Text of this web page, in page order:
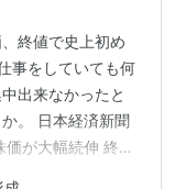
終値で史上初め
事をしていても何
出来なかったと
。 日本経済新聞
が大幅続伸 終値